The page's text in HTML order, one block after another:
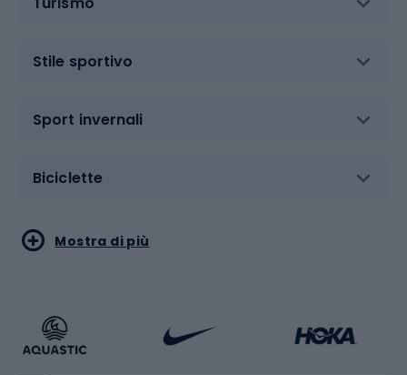
Stile sportivo
Sport invernali
Biciclette
Sport acquatici
Bikepacking
Sport di arti marziali
Sport con le racchette
Mostra di più